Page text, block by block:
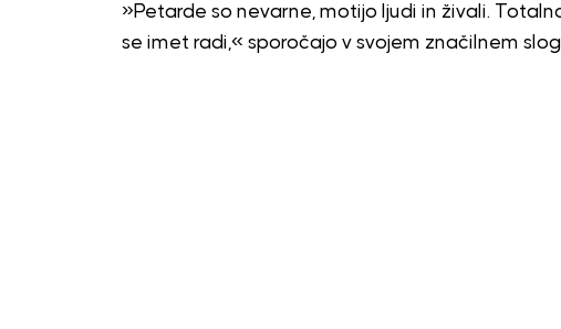
»Petarde so nevarne, motijo ljudi in živali.
se imet radi,« sporočajo v svojem značilnem